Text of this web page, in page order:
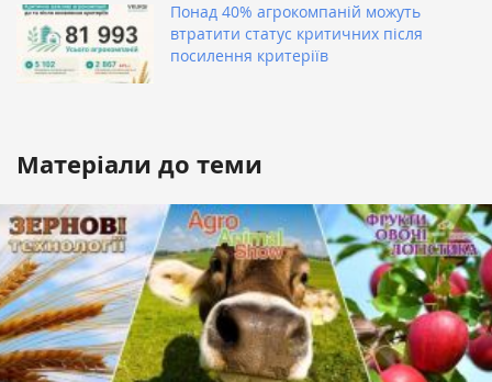
Понад 40% агрокомпаній можуть
втратити статус критичних після
посилення критеріїв
Матеріали до теми